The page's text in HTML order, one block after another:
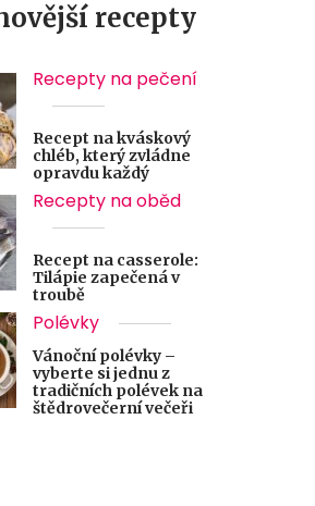
recepty
Recepty na pečení
Recept na kváskový
chléb, který zvládne
opravdu každý
Recepty na oběd
Recept na casserole:
Tilápie zapečená v
troubě
Polévky
Vánoční polévky –
vyberte si jednu z
tradičních polévek na
štědrovečerní večeři